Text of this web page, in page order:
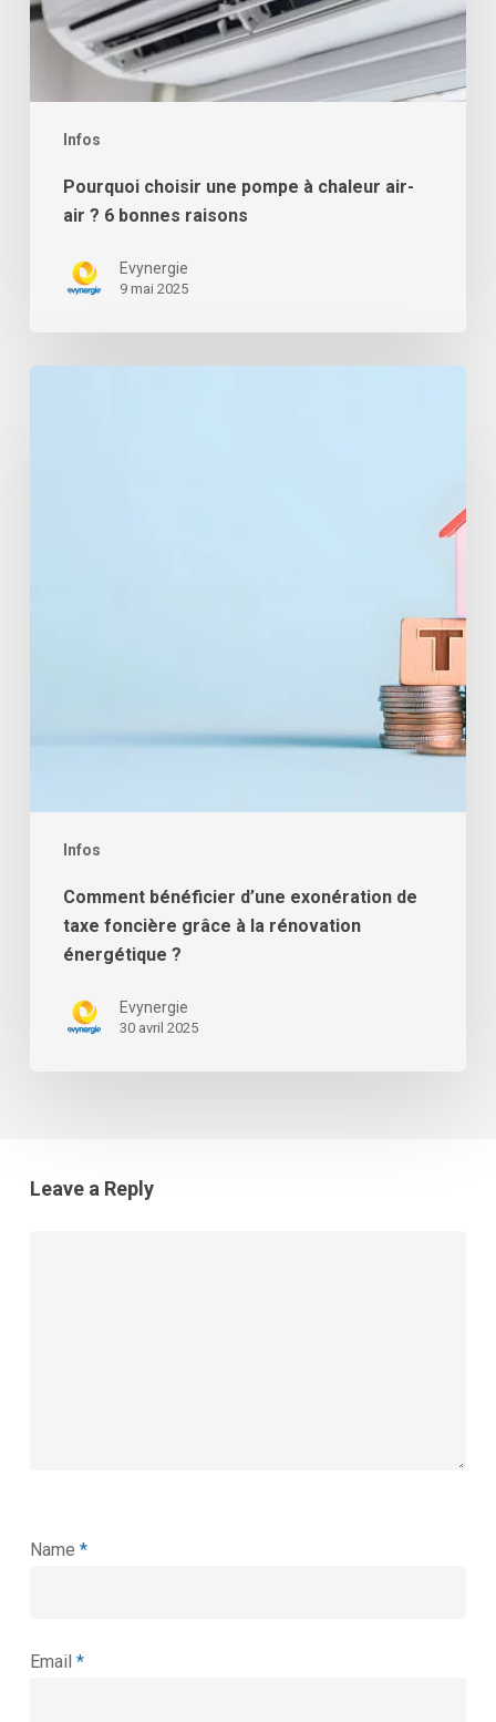
Infos
raisons
Pourquoi choisir une pompe à chaleur air-
air ? 6 bonnes raisons
Evynergie
9 mai 2025
Infos
Comment bénéficier d’une exonération de
taxe foncière grâce à la rénovation
énergétique ?
Evynergie
30 avril 2025
Leave a Reply
Name *
Email *